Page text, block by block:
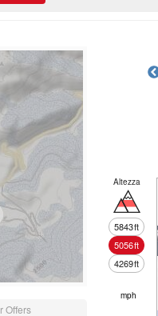
Offers
Altezza
5843ft
5056ft
4269ft
mph